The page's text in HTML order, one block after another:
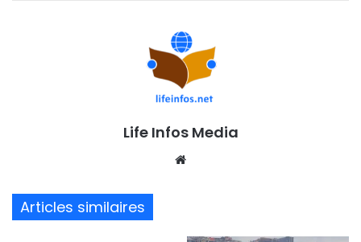
Life Infos Media
Articles similaires